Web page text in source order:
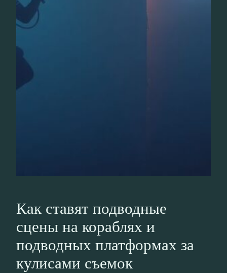
Как ставят подводные
сцены на кораблях и
подводных платформах за
кулисами съемок